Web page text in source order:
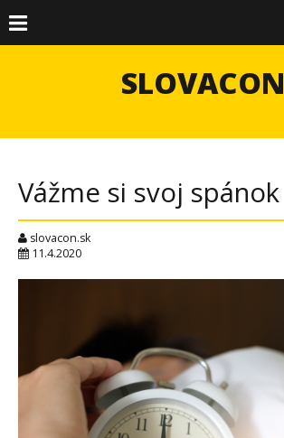
SLOVACON
Vážme si svoj spánok
slovacon.sk
11.4.2020